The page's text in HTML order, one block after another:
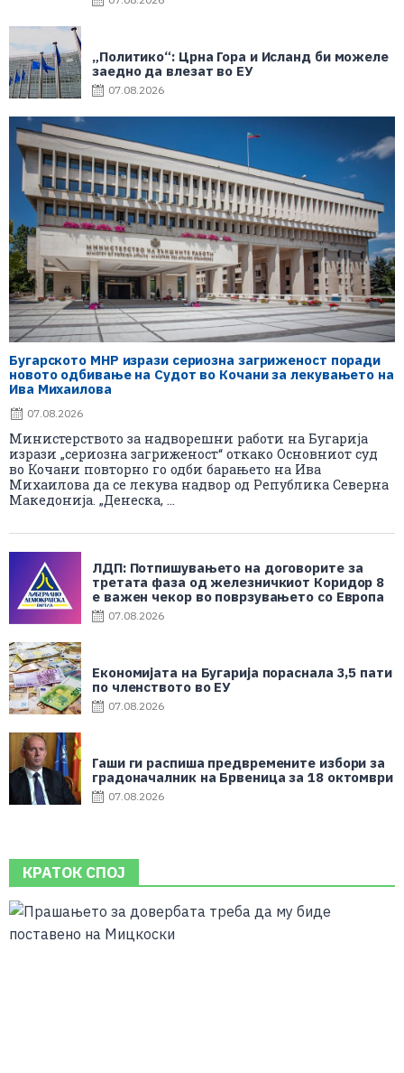
„Политико“: Црна Гора и Исланд би можеле
заедно да влезат во ЕУ
07.08.2026
Бугарското МНР изрази сериозна загриженост поради
новото одбивање на Судот во Кочани за лекувањето на
Ива Михаилова
07.08.2026
Министерството за надворешни работи на Бугарија
изрази „сериозна загриженост“ откако Основниот суд
во Кочани повторно го одби барањето на Ива
Михаилова да се лекува надвор од Република Северна
Македонија. „Денеска, ...
ЛДП: Потпишувањето на договорите за
третата фаза од железничкиот Коридор 8
е важен чекор во поврзувањето со Европа
07.08.2026
Економијата на Бугарија пораснала 3,5 пати
по членството во ЕУ
07.08.2026
Гаши ги распиша предвремените избори за
градоначалник на Брвеница за 18 октомври
07.08.2026
КРАТОК СПОЈ